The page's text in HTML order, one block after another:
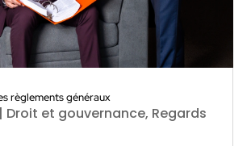
règlements généraux
| Droit et gouvernance, Regards